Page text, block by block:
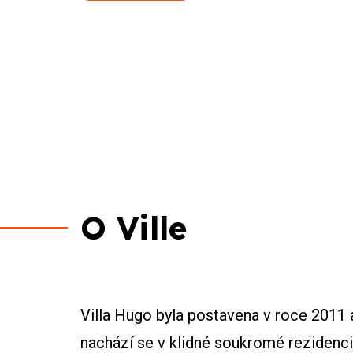
O Ville
Villa Hugo byla postavena v roce 2011
nachází se v klidné soukromé